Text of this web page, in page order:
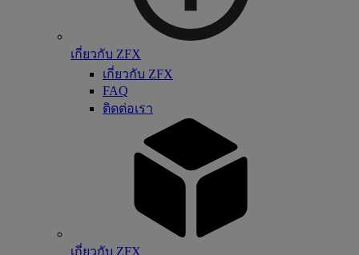
เกี่ยวกับ ZFX
เกี่ยวกับ ZFX
FAQ
ติดต่อเรา
เกี่ยวกับ ZFX